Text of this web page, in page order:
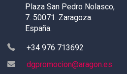
Plaza San Pedro Nolasco,
7. 50071. Zaragoza.
España.
+34 976 713692
dgpromocion@aragon.es